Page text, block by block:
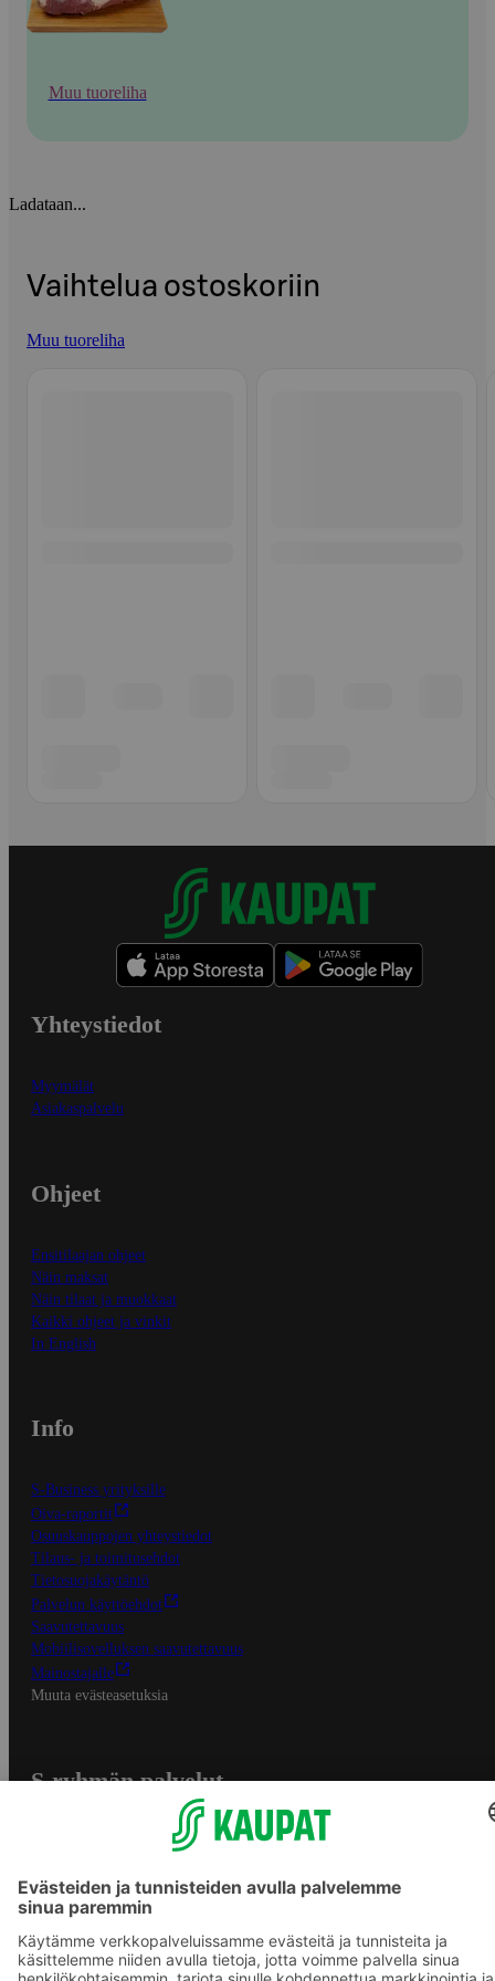
Muu tuoreliha
Ladataan...
Vaihtelua ostoskoriin
Muu tuoreliha
Yhteystiedot
Myymälät
Asiakaspalvelu
Ohjeet
Ensitilaajan ohjeet
Näin maksat
Näin tilaat ja muokkaat
Kaikki ohjeet ja vinkit
In English
Info
S-Business yrityksille
Oiva-raportit
Osuuskauppojen yhteystiedot
Tilaus- ja toimitusehdot
Tietosuojakäytäntö
Palvelun käyttöehdot
Saavutettavuus
Mobiilisovelluksen saavutettavuus
Mainostajalle
Muuta evästeasetuksia
S-ryhmän palvelut
Yhteishyvä Ruoka -sovellus
S-ostoslista -sovellus
Prisma.fi
Sokos.fi